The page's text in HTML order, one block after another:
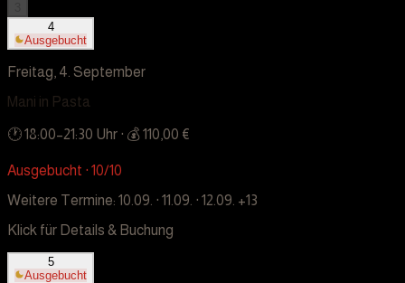
4
Ausgebucht
Freitag, 4. September
Mani in Pasta
🕐18:00–21:30 Uhr · 💰 110,00 €
Ausgebucht · 10/10
Weitere Termine: 10.09. · 11.09. · 12.09. +13
Klick für Details & Buchung
5
Ausgebucht